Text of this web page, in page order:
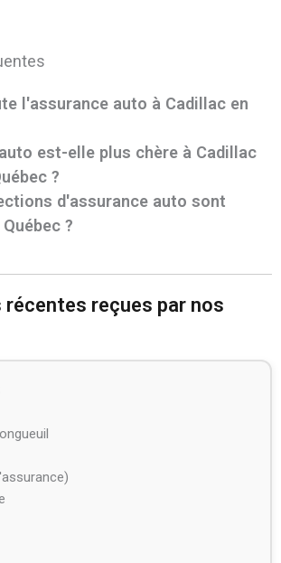
l'assurance auto à Cadillac en
est-elle plus chère à Cadillac
?
d'assurance auto sont
?
reçues par nos